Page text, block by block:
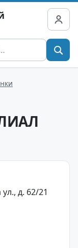
д. 62/21